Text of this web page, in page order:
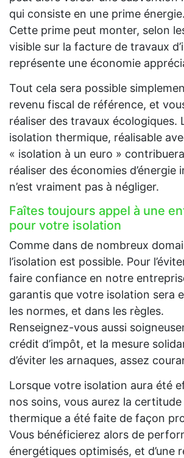
qui consiste en une prime énergie.
Cette prime peut monter, selon
visible sur la facture de travaux
représente une économie
Tout cela sera possible
revenu fiscal de référence, et
réaliser des travaux écologiques.
isolation thermique, réalisable
« isolation à un euro »
réaliser des économies d’énergie
n’est vraiment pas à négliger.
Faîtes toujours appel à une
pour votre isolation
Comme dans de nombreux
l’isolation est possible. Pour
faire confiance en notre
garantis que votre isolation sera
les normes, et dans les règles.
Renseignez-vous aussi
crédit d’impôt, et la mesure
d’éviter les arnaques, assez
Lorsque votre isolation aura été
nos soins, vous aurez la certitude
thermique a été faite de façon
Vous bénéficierez alors de
énergétiques optimisés, et d’une